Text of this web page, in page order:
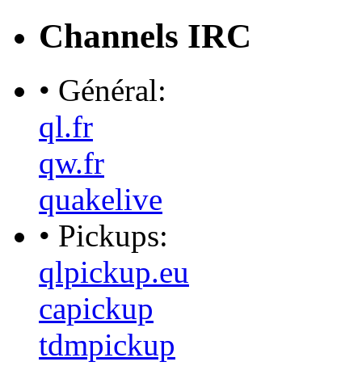
Channels IRC
• Général:
ql.fr
qw.fr
quakelive
• Pickups:
qlpickup.eu
capickup
tdmpickup